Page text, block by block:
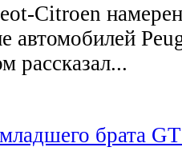
Citroen
автомобилей
рассказал...
брата